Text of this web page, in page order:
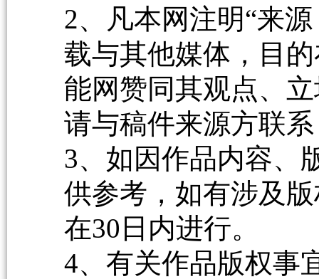
2、凡本网注明“来
载与其他媒体，目
能网赞同其观点、
请与稿件来源方联
3、如因作品内容、
供参考，如有涉及
在30日内进行。
4、有关作品版权事